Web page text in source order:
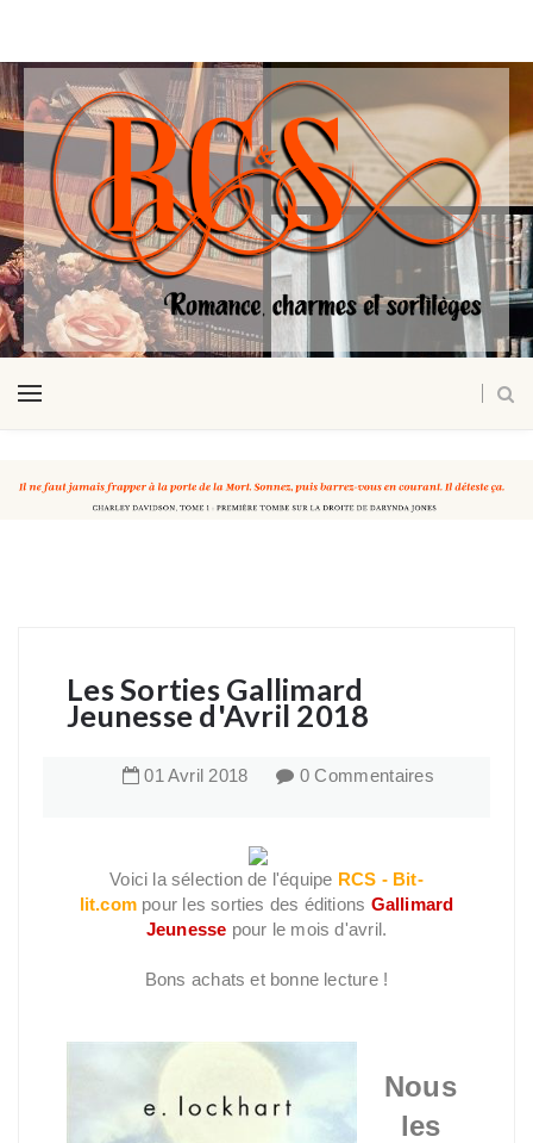
Les Sorties Gallimard
Jeunesse d'Avril 2018
01 Avril 2018 0 Commentaires
Voici la sélection de l'équipe RCS - Bit-
lit.com pour les sorties des éditions Gallimard
Jeunesse pour le mois d'avril.
Bons achats et bonne lecture !
Nous
les